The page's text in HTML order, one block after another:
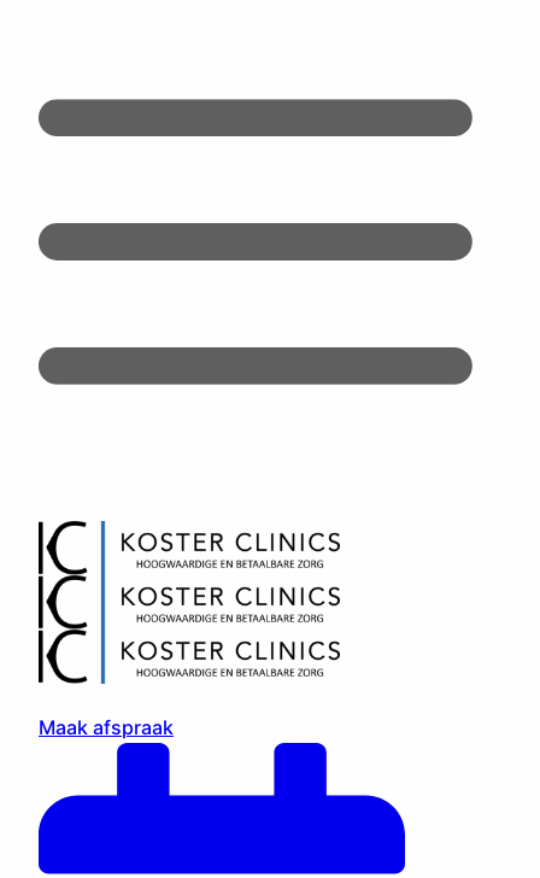
Maak afspraak